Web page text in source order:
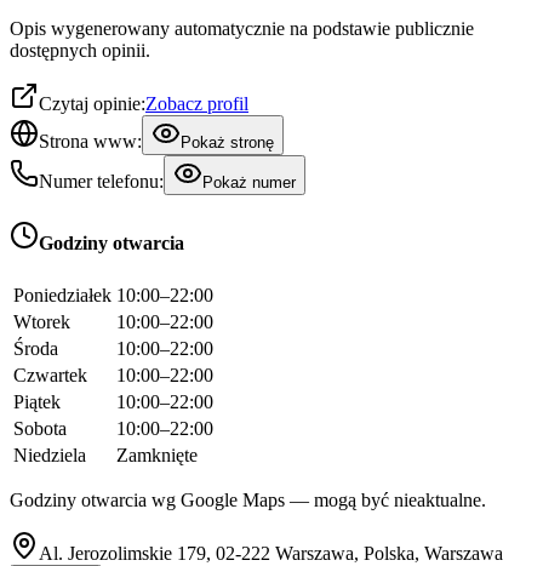
Opis wygenerowany automatycznie na podstawie publicznie
dostępnych opinii.
Czytaj opinie:Zobacz profil
Strona www:
Pokaż stronę
Numer telefonu: Pokaż numer
Godziny otwarcia
Poniedziałek 10:00–22:00
Wtorek
10:00–22:00
Środa
10:00–22:00
Czwartek
10:00–22:00
Piątek
10:00–22:00
Sobota
10:00–22:00
Niedziela
Zamknięte
Godziny otwarcia wg Google Maps — mogą być nieaktualne.
Al. Jerozolimskie 179, 02-222 Warszawa, Polska, Warszawa